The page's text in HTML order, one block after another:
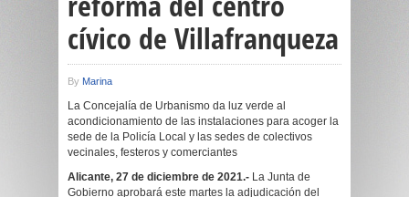
cívico de Villafranqueza
By Marina
La Concejalía de Urbanismo da luz verde al
acondicionamiento de las instalaciones para acoger la
sede de la Policía Local y las sedes de colectivos
vecinales, festeros y comerciantes
Alicante, 27 de diciembre de 2021.- La Junta de
Gobierno aprobará este martes la adjudicación del